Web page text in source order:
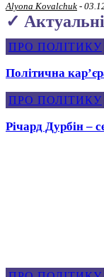
Alyona Kovalchuk -
✓ Актуальні
ПРО ПОЛІТИКУ
Політична
ПРО ПОЛІТИКУ
Річард Дурбін –